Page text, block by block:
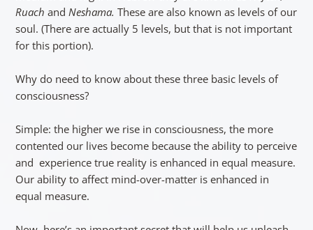
Ruach and Neshama. These are also known as levels of our
soul. (There are actually 5 levels, but that is not important
for this portion).
Why do need to know about these three basic levels of
consciousness?
Simple: the higher we rise in consciousness, the more
contented our lives become because the ability to perceive
and experience true reality is enhanced in equal measure.
Our ability to affect mind-over-matter is enhanced in
equal measure.